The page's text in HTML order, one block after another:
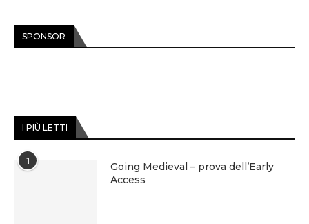
SPONSOR
I PIÙ LETTI
1
Going Medieval – prova dell’Early
Access